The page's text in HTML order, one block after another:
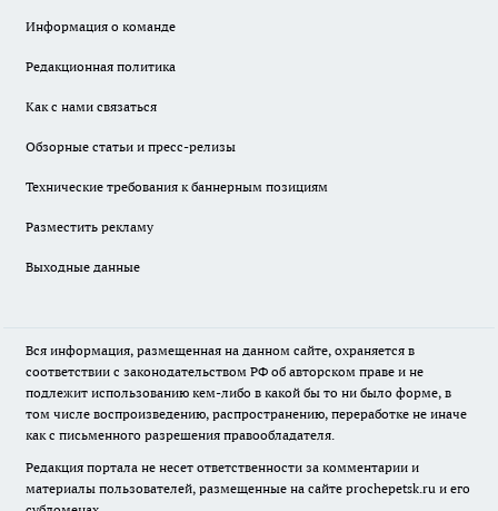
Информация о команде
Редакционная политика
Как с нами связаться
Обзорные статьи и пресс-релизы
Технические требования к баннерным позициям
Разместить рекламу
Выходные данные
Вся информация, размещенная на данном сайте, охраняется в
соответствии с законодательством РФ об авторском праве и не
подлежит использованию кем-либо в какой бы то ни было форме, в
том числе воспроизведению, распространению, переработке не иначе
как с письменного разрешения правообладателя.
Редакция портала не несет ответственности за комментарии и
материалы пользователей, размещенные на сайте prochepetsk.ru и его